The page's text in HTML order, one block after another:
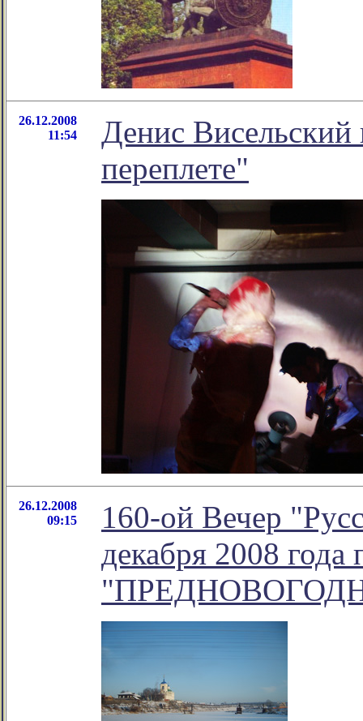
26.12.2008
11:54
Денис Висельский
переплете"
26.12.2008
09:15
160-ой Вечер
декабря 2008 года